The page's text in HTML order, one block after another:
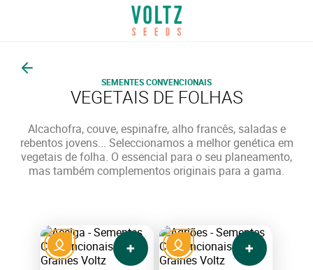
Voltar SEMENTES CONVENCIONAIS
VEGETAIS DE FOLHAS
Alcachofra, couve, espinafre, alho francês, saladas e
rebentos jovens... Seleccionamos a melhor genética em
vegetais de folha. O essencial para o seu planeamento,
mas também complementos originais para a gama.